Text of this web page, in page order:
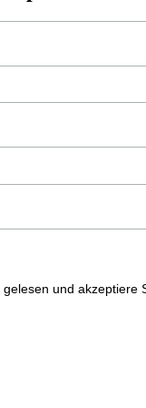
gelesen und akzeptiere